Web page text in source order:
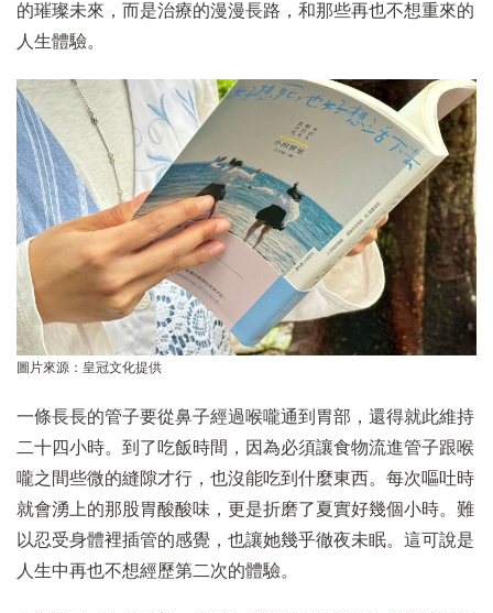
的璀璨未來，而是治療的漫漫長路，和那些再也不想重來的
人生體驗。
圖片來源：皇冠文化提供
一條長長的管子要從鼻子經過喉嚨通到胃部，還得就此維持
二十四小時。到了吃飯時間，因為必須讓食物流進管子跟喉
嚨之間些微的縫隙才行，也沒能吃到什麼東西。每次嘔吐時
就會湧上的那股胃酸酸味，更是折磨了夏實好幾個小時。難
以忍受身體裡插管的感覺，也讓她幾乎徹夜未眠。這可說是
人生中再也不想經歷第二次的體驗。